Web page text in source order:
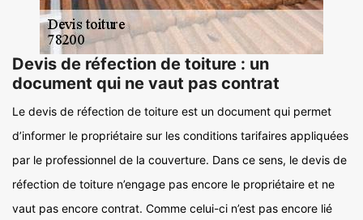
Devis de réfection de toiture : un
document qui ne vaut pas contrat
Le devis de réfection de toiture est un document qui permet
d’informer le propriétaire sur les conditions tarifaires appliquées
par le professionnel de la couverture. Dans ce sens, le devis de
réfection de toiture n’engage pas encore le propriétaire et ne
vaut pas encore contrat. Comme celui-ci n’est pas encore lié